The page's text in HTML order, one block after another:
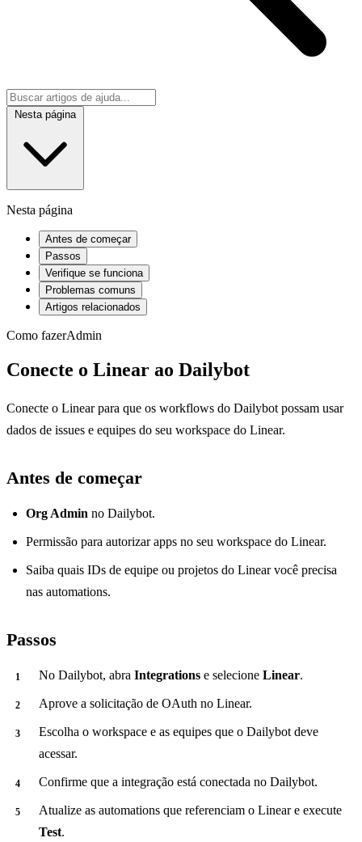
Nesta página
Nesta página
Antes de começar
Passos
Verifique se funciona
Problemas comuns
Artigos relacionados
Como fazerAdmin
Conecte o Linear ao Dailybot
Conecte o Linear para que os workflows do Dailybot possam usar
dados de issues e equipes do seu workspace do Linear.
Antes de começar
Org Admin no Dailybot.
Permissão para autorizar apps no seu workspace do Linear.
Saiba quais IDs de equipe ou projetos do Linear você precisa
nas automations.
Passos
No Dailybot, abra Integrations e selecione Linear.
Aprove a solicitação de OAuth no Linear.
Escolha o workspace e as equipes que o Dailybot deve
acessar.
Confirme que a integração está conectada no Dailybot.
Atualize as automations que referenciam o Linear e execute
Test.